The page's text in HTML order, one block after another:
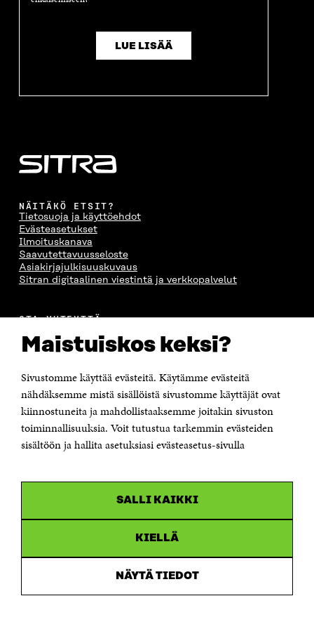
Maistuiskos keksi?
Sivustomme käyttää evästeitä. Käytämme evästeitä
nähdäksemme mistä sisällöistä sivustomme käyttäjät ovat
kiinnostuneita ja mahdollistaaksemme joitakin sivuston
toiminnallisuuksia. Voit tutustua tarkemmin evästeiden
sisältöön ja hallita asetuksiasi evästeasetus-sivulla
SALLI KAIKKI
KIELLÄ
NÄYTÄ TIEDOT
LUE LISÄÄ
NÄITÄKÖ ETSIT?
Tietosuoja ja käyttöehdot
Evästeasetukset
Ilmoituskanava
Saavutettavuusseloste
Asiakirjajulkisuuskuvaus
Sitran digitaalinen viestintä ja verkkopalvelut
OTA YHTEYTTÄ
Itämerenkatu 11-13, PL 160,
00181 Helsinki
Puhelin +358 294 618 991
Sähköpostiosoite
Saapumisohjeet
Y-tunnus 0202132-3
uudessa
ikkunassaInstagram